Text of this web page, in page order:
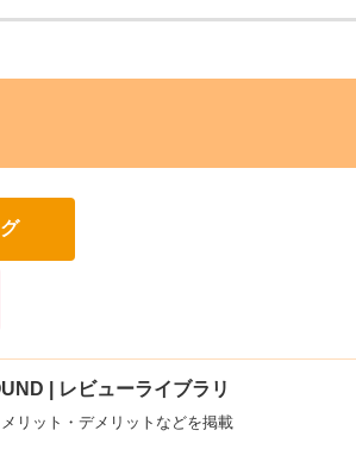
| レビューライブラリ
リット・デメリットなどを掲載